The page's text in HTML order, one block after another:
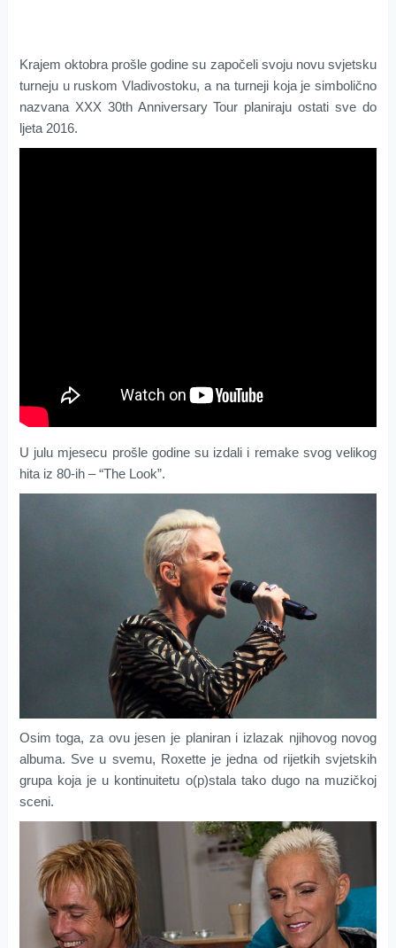
Krajem oktobra prošle godine su započeli svoju novu svjetsku
turneju u ruskom Vladivostoku, a na turneji koja je simbolično
nazvana XXX 30th Anniversary Tour planiraju ostati sve do
ljeta 2016.
U julu mjesecu prošle godine su izdali i remake svog velikog
hita iz 80-ih – “The Look”.
Osim toga, za ovu jesen je planiran i izlazak njihovog novog
albuma. Sve u svemu, Roxette je jedna od rijetkih svjetskih
grupa koja je u kontinuitetu o(p)stala tako dugo na muzičkoj
sceni.